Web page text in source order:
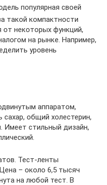
популярная своей
такой компактности
от некоторых функций,
на рынке. Например,
уровень
аппаратом,
общий холестерин,
Имеет стильный дизайн,
Тест-ленты
– около 6,5 тысяч
на любой тест. В